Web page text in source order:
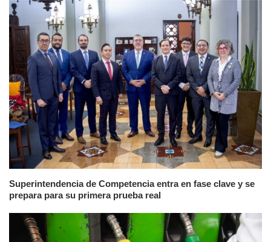
Superintendencia de Competencia entra en fase clave y se
prepara para su primera prueba real